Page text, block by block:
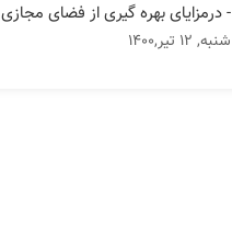
- درمزایای بهره گیری از فضای مجازی
شنبه, 12 تیر,1400